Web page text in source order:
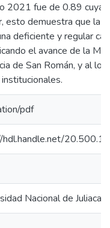
2021 fue de 0.89 cuya
esto demuestra que la
deficiente y regular
el avance de la
de San Román, y al
pdf
hdl.handle.net/
Nacional de Juliaca